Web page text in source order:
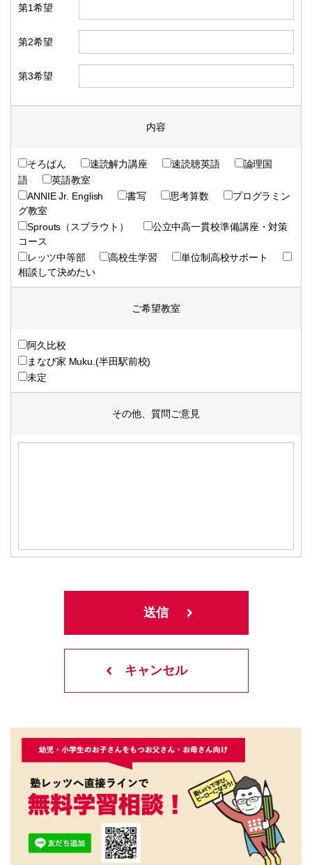
第1希望
第2希望
第3希望
内容
そろばん 速読解力講座 速読聴英語
論理国
語
英語教室
ANNIE Jr. English
書写 思考算数
プログラミン
グ教室
Sprouts（スプラウト）
公立中高一貫校準備講座・対策
コース
レッツ中等部
高校生学習
単位制高校サポート
相談して決めたい
ご希望教室
阿久比校
まなび家 Muku.(半田駅前校)
未定
その他、質問ご意見
キャンセル